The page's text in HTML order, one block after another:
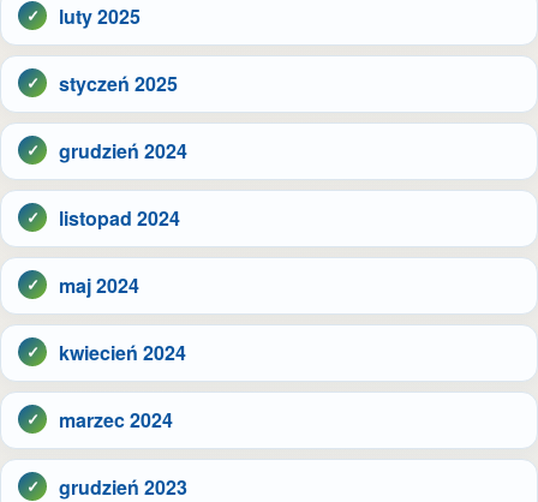
luty 2025
styczeń 2025
grudzień 2024
listopad 2024
maj 2024
kwiecień 2024
marzec 2024
grudzień 2023